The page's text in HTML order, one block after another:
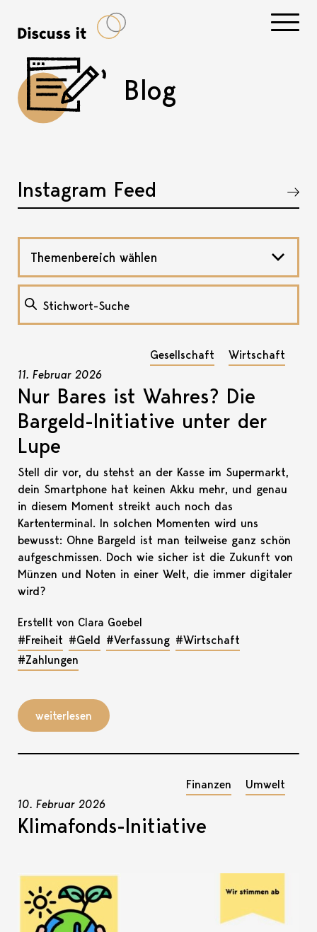
Blog
Instagram Feed
Akkordeon öffnen, bzw. schliessen
Themenbereich wählen
Gesellschaft Wirtschaft
11. Februar 2026
Nur Bares ist Wahres? Die
Bargeld-Initiative unter der
Lupe
Stell dir vor, du stehst an der Kasse im Supermarkt,
dein Smartphone hat keinen Akku mehr, und genau
in diesem Moment streikt auch noch das
Kartenterminal. In solchen Momenten wird uns
bewusst: Ohne Bargeld ist man teilweise ganz schön
aufgeschmissen. Doch wie sicher ist die Zukunft von
Münzen und Noten in einer Welt, die immer digitaler
wird?
Erstellt von Clara Goebel
#Freiheit #Geld #Verfassung #Wirtschaft
#Zahlungen
weiterlesen
Finanzen Umwelt
10. Februar 2026
Klimafonds-Initiative